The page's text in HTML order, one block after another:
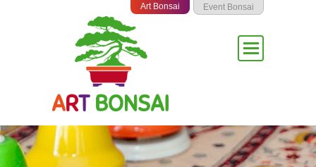
Art Bonsai Event Bonsai